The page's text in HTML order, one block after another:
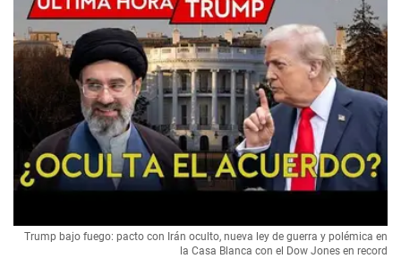
Trump bajo fuego: pacto con Irán oculto, nueva ley de guerra y polémica en
la Casa Blanca con el Dow Jones en record